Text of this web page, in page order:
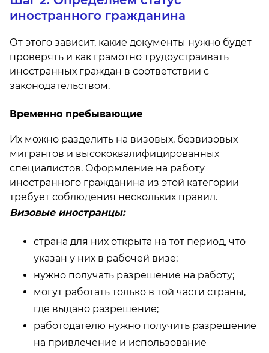
иностранного гражданина
От этого зависит, какие документы нужно будет
проверять и как грамотно трудоустраивать
иностранных граждан в соответствии с
законодательством.
Временно пребывающие
Их можно разделить на визовых, безвизовых
мигрантов и высококвалифицированных
специалистов. Оформление на работу
иностранного гражданина из этой категории
требует соблюдения нескольких правил.
Визовые иностранцы:
страна для них открыта на тот период, что
указан у них в рабочей визе;
нужно получать разрешение на работу;
могут работать только в той части страны,
где выдано разрешение;
работодателю нужно получить разрешение
на привлечение и использование